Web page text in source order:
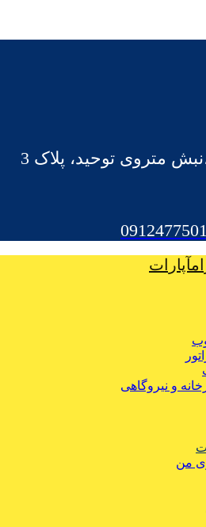
متروی توحید، پلاک 3
آپارات
و نیروگاهی
من